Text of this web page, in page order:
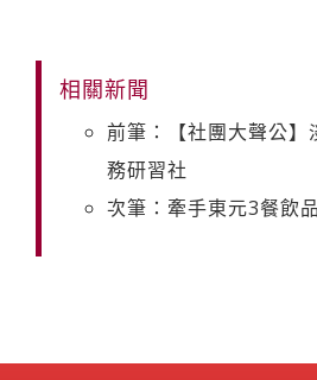
相關新聞
前筆：【社團大聲公】
務研習社
次筆：牽手東元3餐飲